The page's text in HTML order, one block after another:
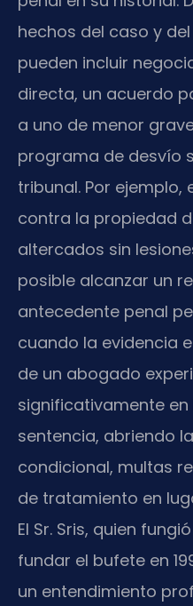
hechos del caso y
pueden incluir
directa, un acuerdo
a uno de menor
programa de desvío
tribunal. Por ejemplo,
contra la propiedad
altercados sin
posible alcanzar un
antecedente penal
cuando la evidencia
de un abogado
significativamente
sentencia, abriendo
condicional, multas
de tratamiento en
El Sr. Sris, quien
fundar el bufete en
un entendimiento